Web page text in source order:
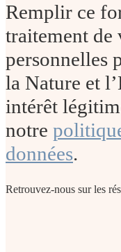
Remplir ce
traitement de
personnelles
la Nature et
intérêt
notre
données.
Retrouvez-nous sur les